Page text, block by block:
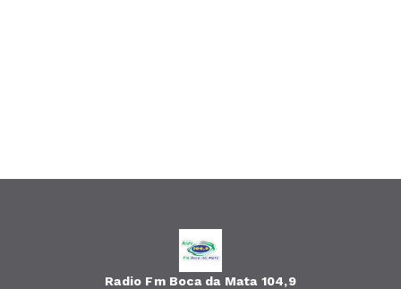
Radio Fm Boca da Mata 104,9